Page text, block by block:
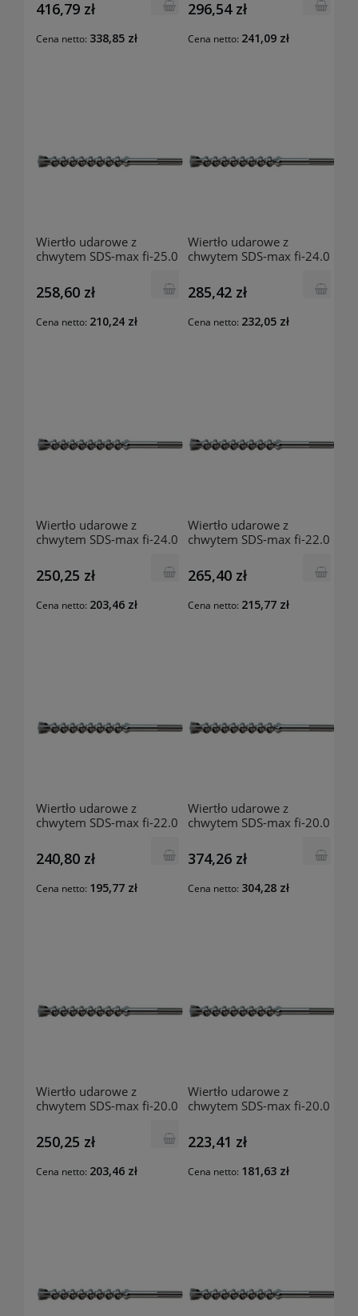
416,79 zł
Cena netto: 338,85 zł
296,54 zł
Cena netto: 241,09 zł
Wiertło udarowe z
chwytem SDS-max fi-25.0
201741600 Luna
258,60 zł
Cena netto: 210,24 zł
Wiertło udarowe z
chwytem SDS-max fi-24.0
201741501 Luna
285,42 zł
Cena netto: 232,05 zł
Wiertło udarowe z
chwytem SDS-max fi-24.0
201741402 Luna
250,25 zł
Cena netto: 203,46 zł
Wiertło udarowe z
chwytem SDS-max fi-22.0
201741303 Luna
265,40 zł
Cena netto: 215,77 zł
Wiertło udarowe z
chwytem SDS-max fi-22.0
201741204 Luna
240,80 zł
Cena netto: 195,77 zł
Wiertło udarowe z
chwytem SDS-max fi-20.0
201741105 Luna
374,26 zł
Cena netto: 304,28 zł
Wiertło udarowe z
chwytem SDS-max fi-20.0
201741006 Luna
250,25 zł
Cena netto: 203,46 zł
Wiertło udarowe z
chwytem SDS-max fi-20.0
201740909 Luna
223,41 zł
Cena netto: 181,63 zł